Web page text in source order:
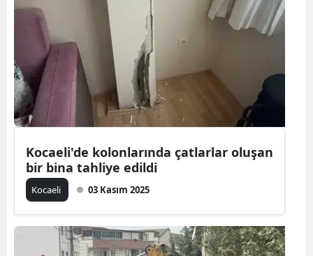
Çorum
Diyarbakır
Edirne
Gaziantep
Kocaeli'de kolonlarında çatlarlar oluşan
bir bina tahliye edildi
Kocaeli 03 Kasım 2025